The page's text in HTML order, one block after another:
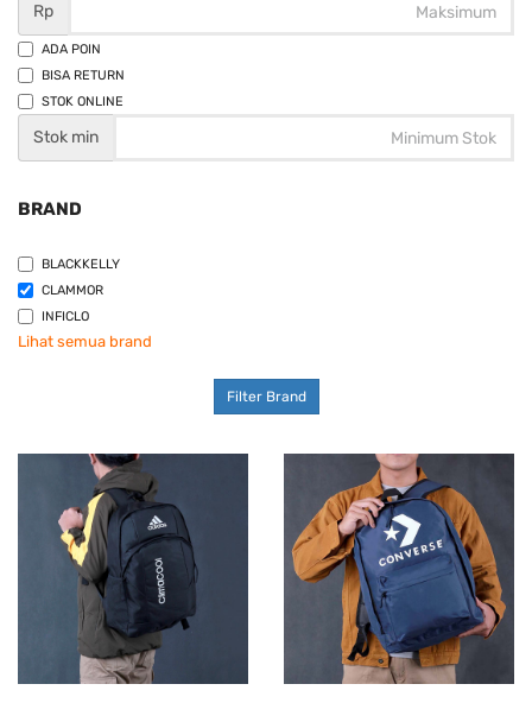
Rp
ADA POIN
BISA RETURN
STOK ONLINE
Stok min
BRAND
BLACKKELLY
CLAMMOR
INFICLO
Lihat semua brand
Filter Brand